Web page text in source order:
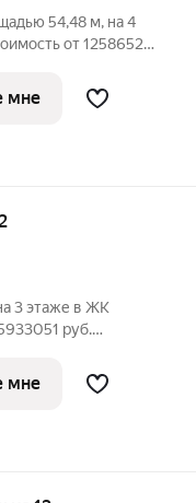
54,48 м, на 4
12586528
по концепции
мне
3 этаже в ЖК
мне